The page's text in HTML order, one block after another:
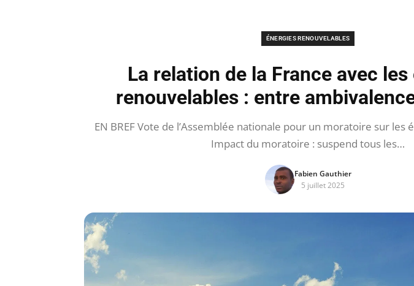
ÉNERGIES RENOUVELABLES
La relation de la France avec
renouvelables : entre
EN BREF Vote de l’Assemblée nationale pour un moratoire sur les
Impact du moratoire : suspend tous les…
Fabien Gauthier
5 juillet 2025